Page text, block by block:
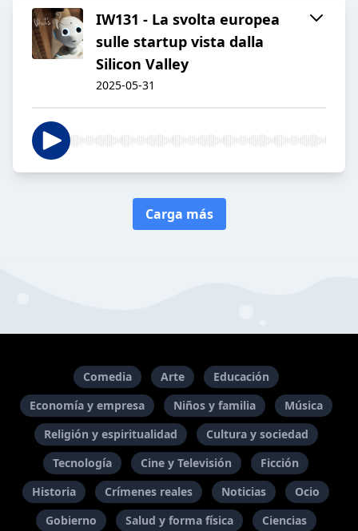
IW131 - La svolta europea
sulle startup vista dalla
Silicon Valley
2025-05-31
Carga más
Comedia Arte
Educación
Economía y empresa
Niños y familia
Música
Religión y espiritualidad
Cultura y sociedad
Tecnología
Cine y Televisión
Ficción
Historia
Crímenes reales Noticias
Ocio
Gobierno
Salud y forma física Ciencias